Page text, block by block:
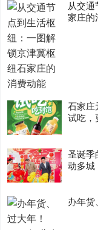
从交
家庄的
石家庄
试吃，
圣诞季
动多城
办年货